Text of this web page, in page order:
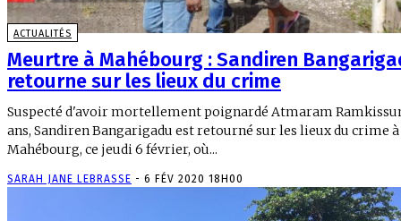
ACTUALITÉS
Meurtre à Mahébourg : Sandiren
retourne sur les lieux du crime
Suspecté d'avoir mortellement poignardé Atmaram
ans, Sandiren Bangarigadu est retourné sur les lieux du crime à
Mahébourg, ce jeudi 6 février, où...
SARAH JANE LEBRASSE - 6 FÉV 2020 18H00